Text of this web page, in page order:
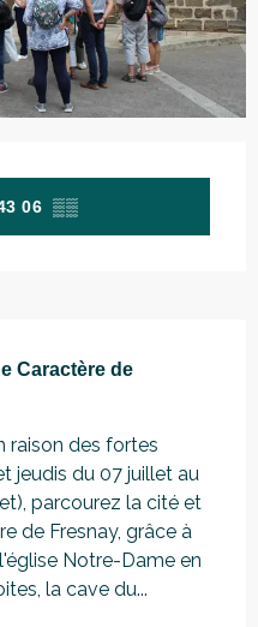
06 ▒▒
Caractère de
raison des fortes
jeudis du 07 juillet au
parcourez la cité et
de Fresnay, grâce à
Notre-Dame en
la cave du...